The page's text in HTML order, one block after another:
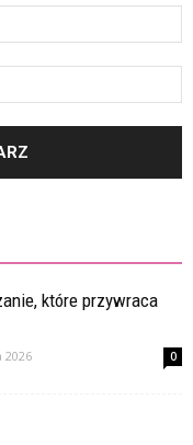
które przywraca
2026 0